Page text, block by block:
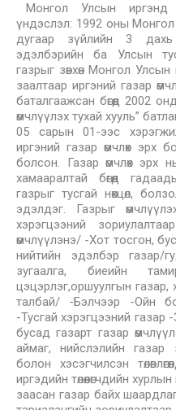
Монгол Улсын иргэнд
үндэслэл: 1992 оны
дугаар зүйлийн 3 дахь
эдэлбэрийн ба Улсын
газрыг зөвхөн Монгол
заалтаар иргэний газар
баталгаажсан бөгөөд 2002
өмчлүүлэх тухай хууль”
05 сарын 01-ээс
иргэний газар өмчлөх эрх
болсон. Газар өмчлөх эрх
хамааралтай бөгөөд
газрыг тусгай нөхцөл,
эдэлдэг. Газрыг
хэрэгцээний
өмчлүүлэнэ/ -Хот тосгон,
нийтийн эдэлбэр газар/
зугаалга, биеийн
цэцэрлэг,оршуулгын
талбай/ -Бэлчээр -Ойн
-Тусгай хэрэгцээний
бусад газарт газар
аймаг, нийслэлийн газар
болон хэсэгчилсэн
иргэдийн төлөөлөгчдийн
заасан газар байх